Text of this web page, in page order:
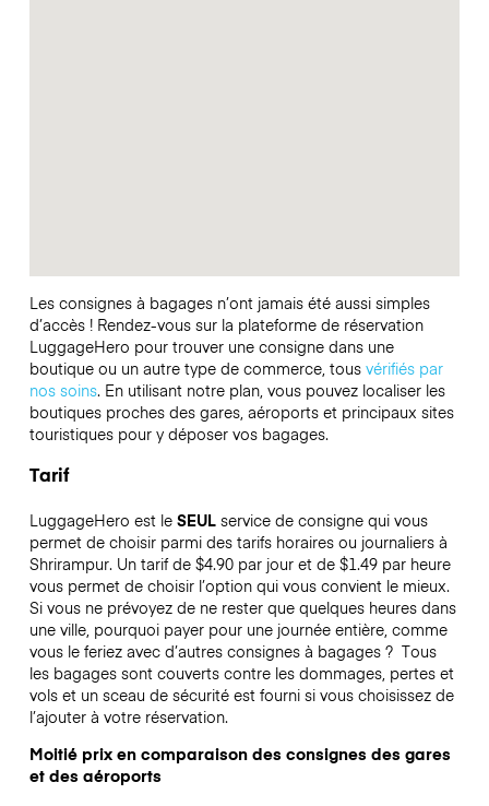
Les consignes à bagages n’ont jamais été aussi simples
d’accès ! Rendez-vous sur la plateforme de réservation
LuggageHero pour trouver une consigne dans une
boutique ou un autre type de commerce, tous vérifiés par
nos soins. En utilisant notre plan, vous pouvez localiser les
boutiques proches des gares, aéroports et principaux sites
touristiques pour y déposer vos bagages.
Tarif
LuggageHero est le SEULservice de consigne qui vous
permet de choisir parmi des tarifs horaires ou journaliers à
Shrirampur. Un tarif de $4.90 par jour et de $1.49 par heure
vous permet de choisir l’option qui vous convient le mieux.
Si vous ne prévoyez de ne rester que quelques heures dans
une ville, pourquoi payer pour une journée entière, comme
vous le feriez avec d’autres consignes à bagages ? Tous
les bagages sont couverts contre les dommages, pertes et
vols et un sceau de sécurité est fourni si vous choisissez de
l’ajouter à votre réservation.
Moitié prix en comparaison des consignes des gares
et des aéroports